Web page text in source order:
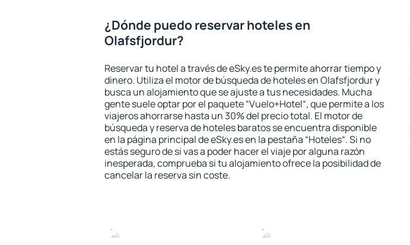
¿Dónde puedo reservar hoteles en
Olafsfjordur?
Reservar tu hotel a través de eSky.es te permite ahorrar tiempo y
dinero. Utiliza el motor de búsqueda de hoteles en Olafsfjordur y
busca un alojamiento que se ajuste a tus necesidades. Mucha
gente suele optar por el paquete “Vuelo+Hotel“, que permite a los
viajeros ahorrarse hasta un 30% del precio total. El motor de
búsqueda y reserva de hoteles baratos se encuentra disponible
en la página principal de eSky.es en la pestaña “Hoteles“. Si no
estás seguro de si vas a poder hacer el viaje por alguna razón
inesperada, comprueba si tu alojamiento ofrece la posibilidad de
cancelar la reserva sin coste.